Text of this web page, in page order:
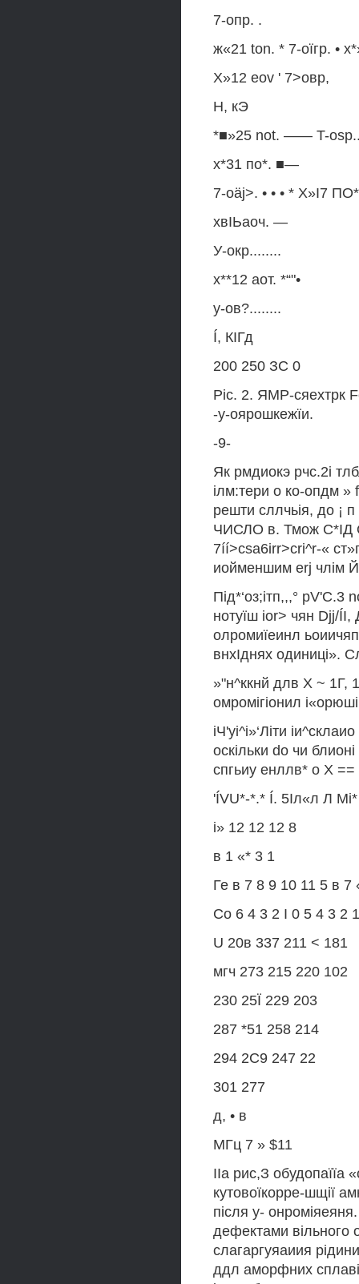
7-опр. .
ж«21 ton. * 7-оїгр. •
Х»12 eov ' 7>овр,
Н, кЭ
*■»25 not. —— T-
х*31 по*. ■—
7-oäj>. • • • * Х»І7
хвІЬаоч. —
У-окр........
х**12 аот. *“"•
у-ов?........
Í, КІГд
200 250 ЗС 0
Ріс. 2. ЯМР-сяехтрк
-у-оярошкежїи.
-9-
Як рмдиокэ рчс.2і
ілм:тери о ко-опдм »
решти сллчьія, до ¡
ЧИСЛО в. Тмож С*ІД
7íí>csa6irr>cri^r-«
иойменшим erj члім
Під*‘оз;ітп,,,°
нотуїш ior> чян Djj/ÍI,
олромиїеинл
внхІднях одиниці».
»"н^ккнй длв X ~ 1Г,
омромігіонил і«орюші
іЧ'уі^і»‘Літи
оскільки do чи
спгьиу енллв* о X ==
'ÍVU*-*.* Í. 5Іл«л Л
і» 12 12 12 8
в 1 «* 3 1
Ге в 7 8 9 10 11 5 в
Со 6 4 3 2 І 0 5 4 3 2
U 20в 337 211 < 181
мгч 273 215 220 102
230 25Ї 229 203
287 *51 258 214
294 2С9 247 22
301 277
д, • в
МГц 7 » $11
IIа рис,З обудопаїїа
кутовоїкорре-шщії
після у-
дефектами вільного
слагаргуяаиия
ддл аморфних